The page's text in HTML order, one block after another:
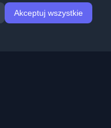
Akceptuj wszystkie